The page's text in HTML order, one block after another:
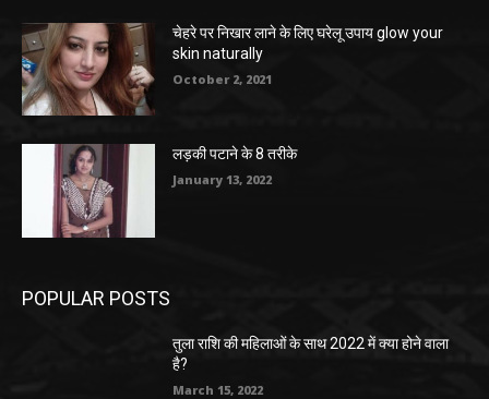
चेहरे पर निखार लाने के लिए घरेलू उपाय glow your
skin naturally
October 2, 2021
लड़की पटाने के 8 तरीके
January 13, 2022
POPULAR POSTS
तुला राशि की महिलाओं के साथ 2022 में क्या होने वाला
है?
March 15, 2022